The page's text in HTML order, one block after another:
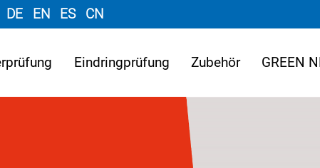
DE EN ES CN
Eindringprüfung Zubehör GREEN